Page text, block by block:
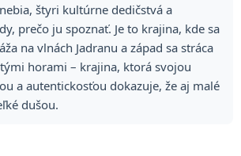
štyri kultúrne dedičstvá a
prečo ju spoznať. Je to krajina, kde sa
na vlnách Jadranu a západ sa stráca
horami – krajina, ktorá svojou
a autentickosťou dokazuje, že aj malé
dušou.